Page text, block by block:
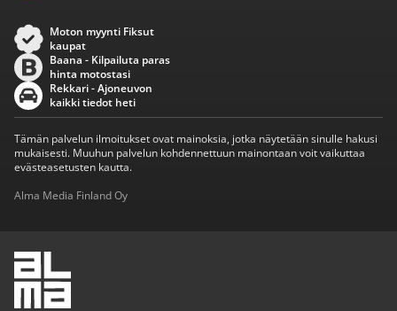
Moton myynti Fiksut
kaupat
Baana - Kilpailuta paras
hinta motostasi
Rekkari - Ajoneuvon
kaikki tiedot heti
Tämän palvelun ilmoitukset ovat mainoksia, jotka näytetään sinulle hakusi
mukaisesti. Muuhun palvelun kohdennettuun mainontaan voit vaikuttaa
evästeasetusten kautta.
Alma Media Finland Oy